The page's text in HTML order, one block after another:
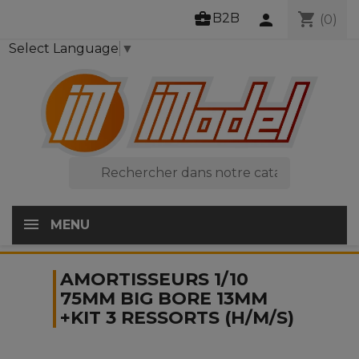
business_center B2B shopping_cart (0)
person

MENU
Select Language ▼
AMORTISSEURS 1/10
75MM BIG BORE 13MM
+KIT 3 RESSORTS (H/M/S)